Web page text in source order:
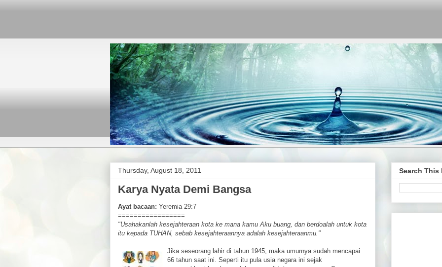
Thursday, August 18, 2011
Karya Nyata Demi Bangsa
Ayat bacaan: Yeremia 29:7
=================
"Usahakanlah kesejahteraan kota ke mana kamu Aku buang, dan berdoalah untuk kota
itu kepada TUHAN, sebab kesejahteraannya adalah kesejahteraanmu."
Jika seseorang lahir di tahun 1945, maka umurnya sudah mencapai
66 tahun saat ini. Seperti itu pula usia negara ini sejak
Search This